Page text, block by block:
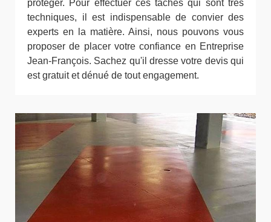
protéger. Pour effectuer ces tâches qui sont très
techniques, il est indispensable de convier des
experts en la matière. Ainsi, nous pouvons vous
proposer de placer votre confiance en Entreprise
Jean-François. Sachez qu'il dresse votre devis qui
est gratuit et dénué de tout engagement.